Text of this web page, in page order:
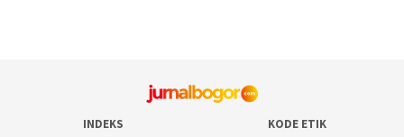
INDEKS KODE ETIK